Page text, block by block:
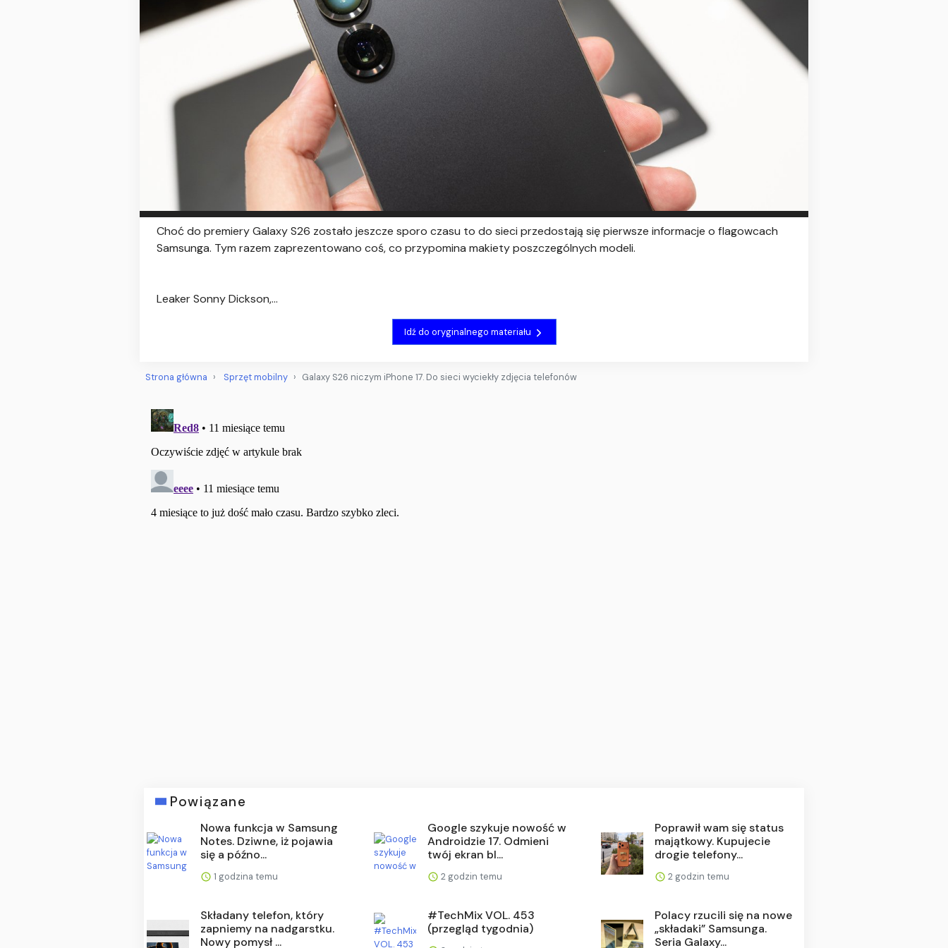
Choć do premiery Galaxy S26 zostało jeszcze sporo czasu to do sieci przedostają się pierwsze informacje o flagowcach
Samsunga. Tym razem zaprezentowano coś, co przypomina makiety poszczególnych modeli.
Leaker Sonny Dickson,...
Idź do oryginalnego materiału
Strona główna Sprzęt mobilny Galaxy S26 niczym iPhone 17. Do sieci wyciekły zdjęcia telefonów
Powiązane
Nowa funkcja w Samsung
Notes. Dziwne, iż pojawia
się a późno...
1 godzina temu
Google szykuje nowość w
Androidzie 17. Odmieni
twój ekran bl...
2 godzin temu
Poprawił wam się status
majątkowy. Kupujecie
drogie telefony...
2 godzin temu
Składany telefon, który
zapniemy na nadgarstku.
Nowy pomysł ...
#TechMix VOL. 453
(przegląd tygodnia)
Polacy rzucili się na nowe
„składaki” Samsunga.
Seria Galaxy...